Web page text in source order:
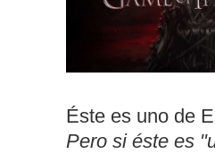
Éste es uno de
Pero si éste es